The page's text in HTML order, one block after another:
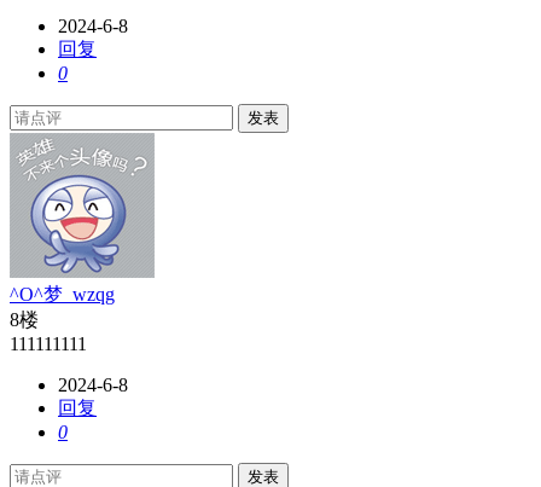
2024-6-8
回复
0
发表
^O^梦_wzqg
8楼
111111111
2024-6-8
回复
0
发表